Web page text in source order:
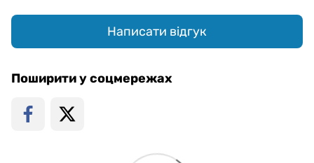
Написати відгук
Поширити у соцмережах